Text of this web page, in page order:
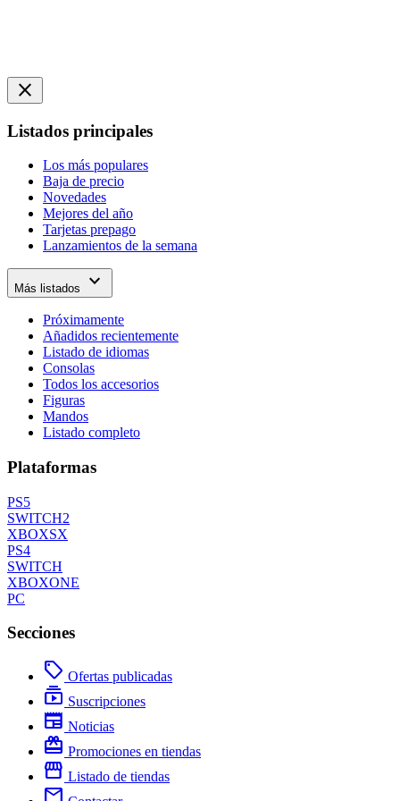
close
Listados principales
Los más populares
Baja de precio
Novedades
Mejores del año
Tarjetas prepago
Lanzamientos de la semana
Más listados expand_more
Próximamente
Añadidos recientemente
Listado de idiomas
Consolas
Todos los accesorios
Figuras
Mandos
Listado completo
Plataformas
PS5
SWITCH2
XBOXSX
PS4
SWITCH
XBOXONE
PC
Secciones
local_offer Ofertas publicadas
subscriptions Suscripciones
newspaper Noticias
redeem Promociones en tiendas
storefront Listado de tiendas
mail